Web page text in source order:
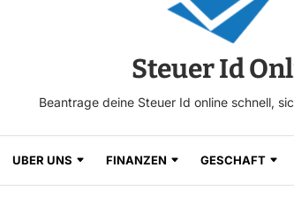
Steuer Id
Beantrage deine Steuer Id online schnell,
UBER UNS FINANZEN GESCHAFT